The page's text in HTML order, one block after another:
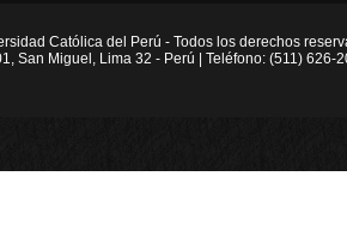
Católica del Perú - Todos los derechos
San Miguel, Lima 32 - Perú | Teléfono: (511) 626-